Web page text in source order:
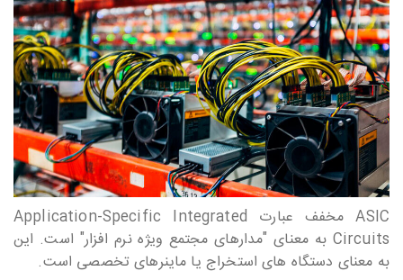
ASIC مخفف عبارت Application-Specific Integrated
Circuits به معنای "مدارهای مجتمع ویژه نرم افزار" است. این
به معنای دستگاه های استخراج یا ماینرهای تخصصی است.